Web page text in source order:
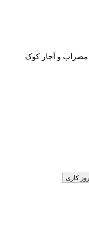
و آچار کوک